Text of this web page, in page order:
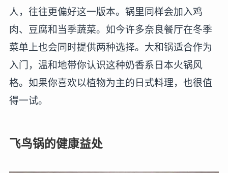
人，往往更偏好这一版本。锅里同样会加入鸡
肉、豆腐和当季蔬菜。如今许多奈良餐厅在冬季
菜单上也会同时提供两种选择。大和锅适合作为
入门，温和地带你认识这种奶香系日本火锅风
格。如果你喜欢以植物为主的日式料理，也很值
得一试。
飞鸟锅的健康益处